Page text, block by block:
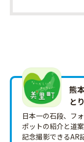
熊
と
日本一の石段、フ
ポットの紹介と道
記念撮影できるAR